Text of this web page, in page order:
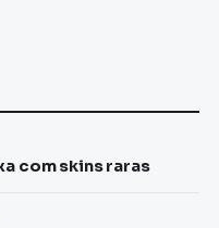
com skins raras